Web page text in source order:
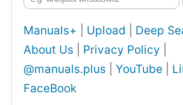
Manuals+ Upload Deep
About Us
Privacy Policy
@manuals.plus
YouTube
FaceBook